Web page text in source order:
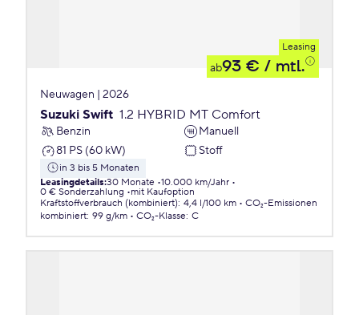
Leasing
ab93 € / mtl.
Neuwagen | 2026
Suzuki Swift 1.2 HYBRID MT Comfort
Benzin
Manuell
81 PS (60 kW)
Stoff
in 3 bis 5 Monaten
Leasingdetails:30 Monate 10.000 km/Jahr
0 € Sonderzahlung
mit Kaufoption
Kraftstoffverbrauch (kombiniert): 4,4 l/100 km
CO₂-Emissionen
kombiniert: 99 g/km CO₂-Klasse: C